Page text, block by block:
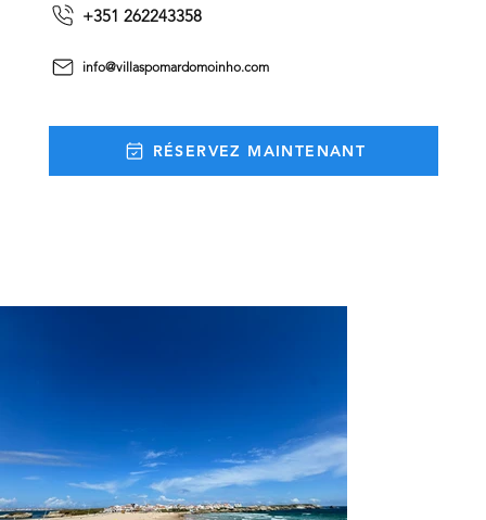
+351 262243358
info@villaspomardomoinho.com
RÉSERVEZ MAINTENANT